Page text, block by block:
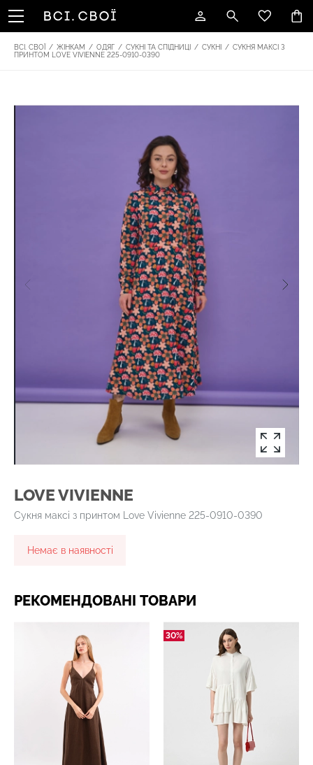
ВСІ. СВОЇ / ЖІНКАМ / ОДЯГ / СУКНІ ТА СПІДНИЦІ / СУКНІ / СУКНЯ МАКСІ З
ПРИНТОМ LOVE VIVIENNE 225-0910-0390
LOVE VIVIENNE
Сукня максі з принтом Love Vivienne 225-0910-0390
Немає в наявності
РЕКОМЕНДОВАНІ ТОВАРИ
30%